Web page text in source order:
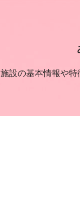
施設の基本情報や特